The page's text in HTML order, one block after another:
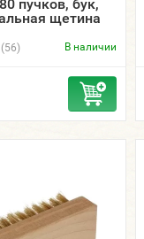
пучков, бук,
щетина
(56) В наличии